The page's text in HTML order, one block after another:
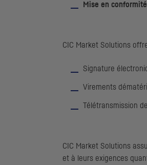
Mise en conformité
CIC Market Solutions
Signature
Virements
Télétransmission
CIC Market Solutions
et à leurs exigences